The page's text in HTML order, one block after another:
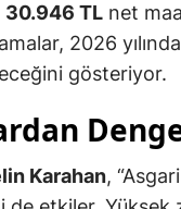
30.946 TL net
2026
gösteriyor.
Denge
Karahan,